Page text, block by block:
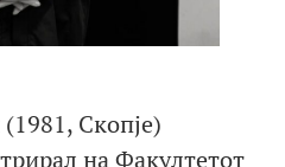
Скопје)
на Факултетот